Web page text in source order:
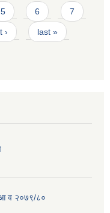
5 6 7
› last »
आ व २०७९/८०